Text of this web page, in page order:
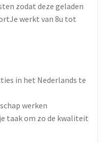
zodat deze geladen
werkt van 8u tot
in het Nederlands te
werken
taak om zo de kwaliteit